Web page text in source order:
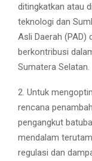
ditingkatkan atau
teknologi dan
Asli Daerah (PAD)
berkontribusi
Sumatera Selatan.
2. Untuk
rencana
pengangkut
mendalam
regulasi dan